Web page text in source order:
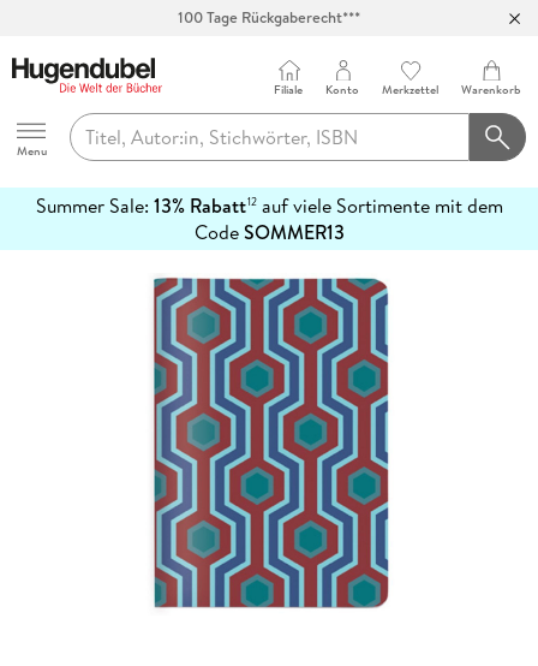
100 Tage Rückgaberecht***
Hugendubel
Menu
Filiale Konto Merkzettel Warenkorb
Summer Sale: 13% Rabatt12auf viele Sortimente mit dem
CodeSOMMER13
erfahren